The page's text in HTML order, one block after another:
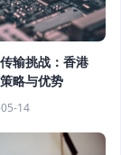
输挑战：香港
略与优势
14